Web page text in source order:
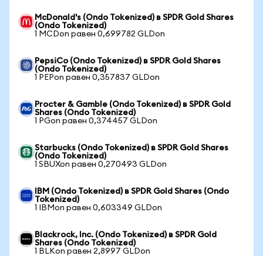
McDonald's (Ondo Tokenized) в SPDR Gold Shares
(Ondo Tokenized)
1 MCDon равен 0,699782 GLDon
PepsiCo (Ondo Tokenized) в SPDR Gold Shares
(Ondo Tokenized)
1 PEPon равен 0,357837 GLDon
Procter & Gamble (Ondo Tokenized) в SPDR Gold
Shares (Ondo Tokenized)
1 PGon равен 0,374457 GLDon
Starbucks (Ondo Tokenized) в SPDR Gold Shares
(Ondo Tokenized)
1 SBUXon равен 0,270493 GLDon
IBM (Ondo Tokenized) в SPDR Gold Shares (Ondo
Tokenized)
1 IBMon равен 0,603349 GLDon
Blackrock, Inc. (Ondo Tokenized) в SPDR Gold
Shares (Ondo Tokenized)
1 BLKon равен 2,8997 GLDon